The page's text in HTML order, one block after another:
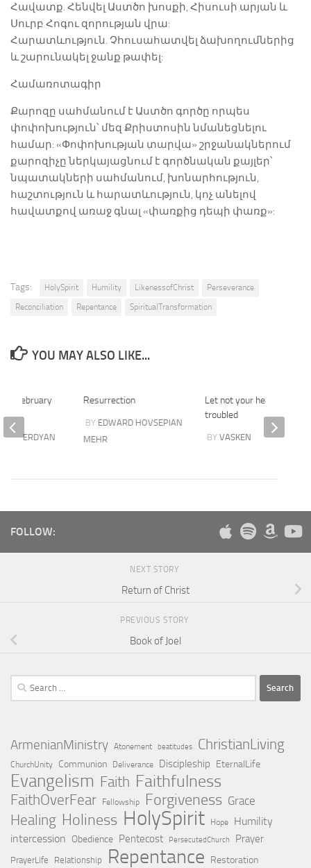
Հավատք. Հենվել Աստծո խոսքի, Հիսուսի արյան և
Սուրբ Հոգու զորության վրա:
Հարատևություն. Չհուսահատվել ձախողումներից
և շարունակել ջանք թափել:
Համառոտագիր
Քարոզը սահմանում է Աստծո գործը որպես
փոփոխություն՝ մեզ Քրիստոսին նմանեցնելու
համար: «Փոփոխության տարվա» շրջանակներում
քարոզիչը ներկայացնում է գործնական քայլեր՝
նպատակների սահմանում, խոնարհություն,
հաշտություն և հարատևություն, կոչ անելով
հավատքով առաջ գնալ «փառքից դեպի փառք»:
Tags: HolySpirit Humility LikenessofChrist
Perseverance
Reconciliation
Repentance SpiritualTransformation
YOU MAY ALSO LIKE...
Resurrection
BY EDWARD HOVSEPIAN
MEHR
Let not your heart be
troubled
BYVASKEN
February
FOLLOW:
NEXT STORY
Return of Christ
PREVIOUS STORY
Book of Joel
Search
for:
ArmenianMinistry Atonement beatitudes ChristianLiving
ChurchUnity Communion Deliverance Discipleship EternalLife
Evangelism Faith Faithfulness
FaithOverFear Fellowship Forgiveness Grace
Healing Holiness HolySpirit Hope
Humility
intercession Obedience Pentecost PersecutedChurch Prayer
PrayerLife Relationship Repentance Restoration